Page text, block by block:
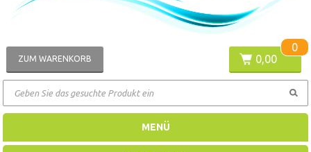
0,00
0
ZUM WARENKORB
GEHEN
MENÜ